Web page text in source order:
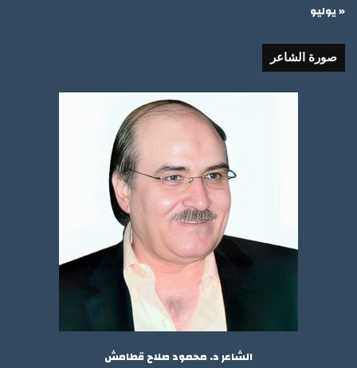
« يوليو
صورة الشاعر
الشاعر د. محمود صلاح قطامش